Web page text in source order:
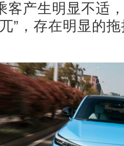
客产生明显不适
”，存在明显的